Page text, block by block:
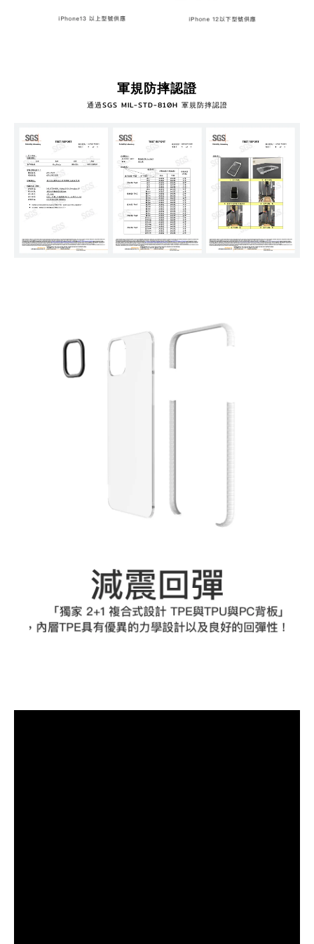
軍規防摔認證
通過SGS MIL-STD-810H 軍規防摔認證